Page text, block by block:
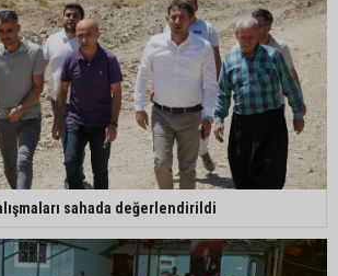
İmamoğlu’ndaki göçükte acı bilanço: can kaybı
2’ye yükseldi
sahada değerlendirildi